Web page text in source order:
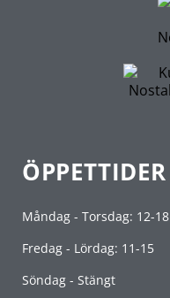
ÖPPETTIDER
Måndag - Torsdag: 12-18
Fredag - Lördag: 11-15
Söndag - Stängt